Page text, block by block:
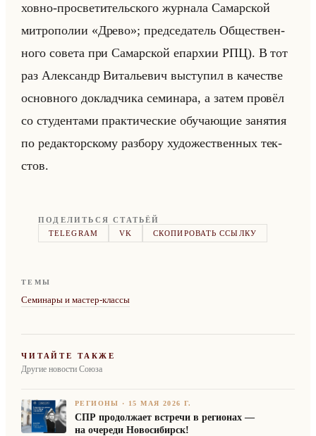
хов­но-про­све­ти­тельско­го жур­на­ла Са­мар­ской
мит­ро­по­лии «Древо»; пред­се­да­тель Об­ще­ствен­
но­го со­ве­та при Са­мар­ской епар­хии РПЦ). В тот
раз Алек­сандр Ви­та­лье­вич вы­сту­пил в ка­че­стве
ос­нов­но­го до­клад­чи­ка се­ми­на­ра, а затем про­вёл
со сту­ден­та­ми прак­ти­че­ские обу­ча­ющие за­ня­тия
по ре­дак­тор­ско­му раз­бо­ру ху­до­же­ствен­ных тек­
стов.
ПОДЕЛИТЬСЯ СТАТЬЁЙ
TELEGRAM
VK СКОПИРОВАТЬ ССЫЛКУ
ТЕМЫ
Семинары и мастер-классы
ЧИТАЙТЕ ТАКЖЕ
Другие новости Союза
РЕГИОНЫ · 15 МАЯ 2026 Г.
СПР продолжает встречи в регионах —
на очереди Новосибирск!